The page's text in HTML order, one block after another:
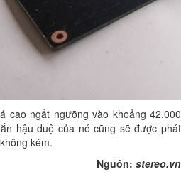
cao ngất ngưỡng vào khoảng 42.000
hậu duệ của nó cũng sẽ được phát
kém.
Nguồn: stereo.vn